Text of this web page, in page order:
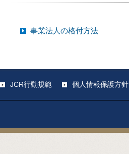
事業法人の格付方法
JCR行動規範 個人情報保護方針